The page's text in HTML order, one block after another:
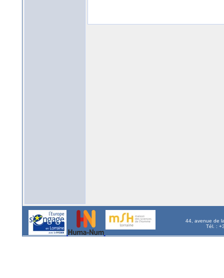
44, avenue de
Tél. :